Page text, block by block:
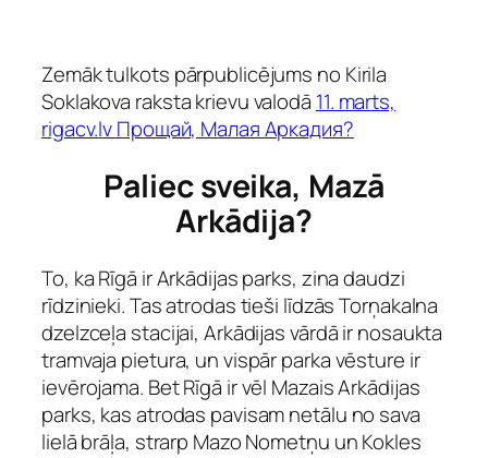
Zemāk tulkots pārpublicējums no Kirila
Soklakova raksta krievu valodā 11. marts,
rigacv.lv Прощай, Малая Аркадия?
Paliec sveika, Mazā
Arkādija?
To, ka Rīgā ir Arkādijas parks, zina daudzi
rīdzinieki. Tas atrodas tieši līdzās Torņakalna
dzelzceļa stacijai, Arkādijas vārdā ir nosaukta
tramvaja pietura, un vispār parka vēsture ir
ievērojama. Bet Rīgā ir vēl Mazais Arkādijas
parks, kas atrodas pavisam netālu no sava
lielā brāļa, strarp Mazo Nometņu un Kokles